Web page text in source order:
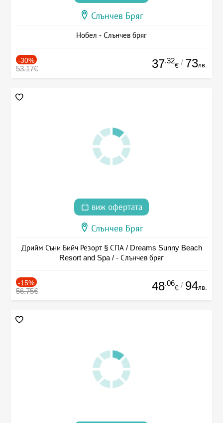
Слънчев Бряг
Нобел - Слънчев бряг
-30%
53.17€ 37.32
€ / 73лв.
виж офертата
Слънчев Бряг
Дрийм Съни Бийч Резорт § СПА / Dreams Sunny Beach
Resort and Spa / - Слънчев бряг
-15%
56.75€ 48.06
€ / 94лв.